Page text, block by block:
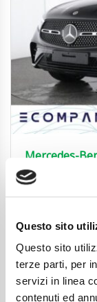
Questo sito
Questo sito
terze parti, per
servizi in linea
contenuti ed
Mercedes-
Line Advanced
54.990€
Chilometraggio
Tipo Di Carburante
Normativa Euro